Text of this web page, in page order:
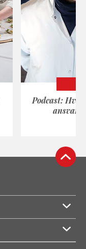
Podcast: